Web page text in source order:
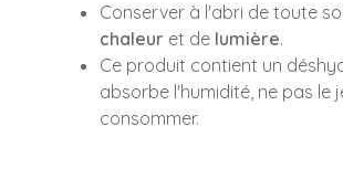
Conserver à l'abri de toute
chaleur et de lumière.
Ce produit contient un
absorbe l'humidité, ne pas le
consommer.